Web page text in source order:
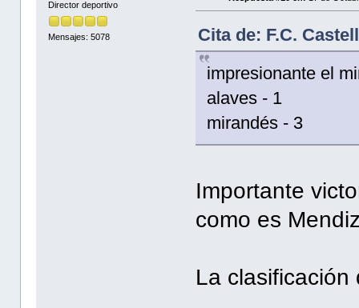
Director deportivo
Mensajes: 5078
Cita de: F.C.
impresionante el
alaves - 1
mirandés - 3
Importante
como es
La clasificación